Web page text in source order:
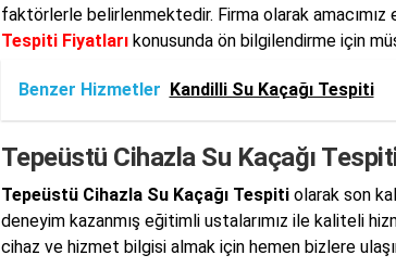
faktörlerle belirlenmektedir. Firma olarak
Tespiti Fiyatlarıkonusunda ön bilgilendirme için
Benzer Hizmetler Kandilli Su Kaçağı Tespiti
Tepeüstü Cihazla Su Kaçağı
Tepeüstü Cihazla Su Kaçağı Tespitiolarak son
deneyim kazanmış eğitimli ustalarımız ile kaliteli
cihaz ve hizmet bilgisi almak için hemen bizlere